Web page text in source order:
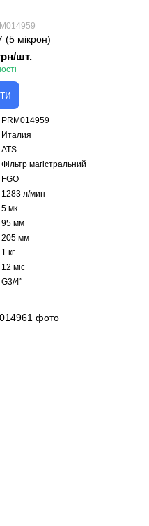
(5 мікрон)
шт.
PRM014959
Италия
ATS
Фільтр магістральний
FGO
1283 л/мин
5 мк
95 мм
205 мм
1 кг
12 міс
G3/4″